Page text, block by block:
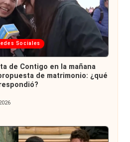
Sociales
de Contigo en la mañana
de matrimonio: ¿qué